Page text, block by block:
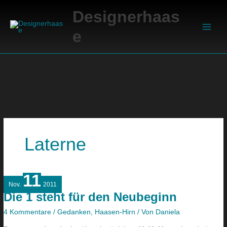
springen
Designerhaas
e
Laterne
Nov. 11 2011
Die 1 steht für den Neubeginn
4 Kommentare /Gedanken, Haasen-Hirn / Von Daniela
Die
steht
für